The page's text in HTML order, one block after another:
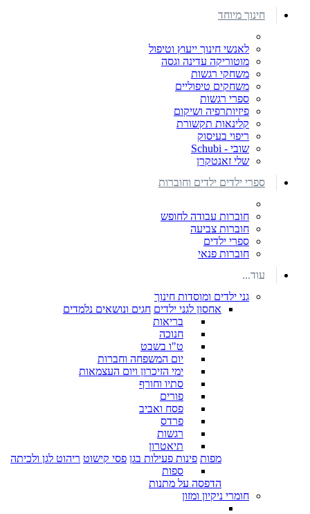
חינוך מיוחד
לאנשי חינוך ייעוץ וטיפול
מוטוריקה עדינה וגסה
משחקי רגשות
משחקים טיפוליים
ספרי רגשות
פיזיותרפיה ושיקום
קלינאות תקשורת
ריפוי בעיסוק
שובי - Schubi
שלי זאנטקרן
ספרי ילדים ילדים וחוברות
חוברות עבודה לחופש
חוברות צביעה
ספרי ילדים
חוברות פנאי
עוד...
גני ילדים ומוסדות חינוך
אחסון לגני ילדים חגים ונושאים נלמדים
בריאות
חנוכה
ט"ו בשבט
יום המשפחה וחברות
ימי הזיכרון ויום העצמאות
סתיו וחורף
פורים
פסח ואביב
פרדס
רגשות
תיאטרון
מפות פינות פעילות בגן פסי קישוט ריהוט לגן ולכיתה
ספות
הדפסה על מתנות
חומרי ניקיון ומזון